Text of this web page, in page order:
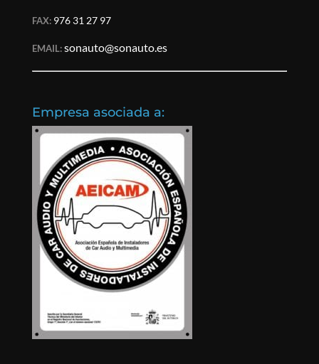
FAX: 976 31 27 97
EMAIL:sonauto@sonauto.es
Empresa asociada a: